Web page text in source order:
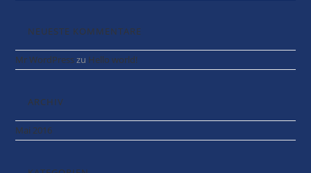
NEUESTE KOMMENTARE
Mr WordPresszu Hello world!
ARCHIV
Mai 2016